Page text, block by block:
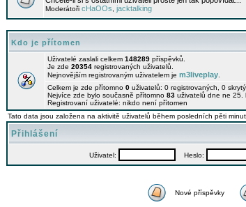
Moderátoři cHaOOs jacktalking
Kdo je přítomen
Uživatelé zaslali celkem 148289 příspěvků.
Je zde 20354 registrovaných uživatelů.
Nejnovějším registrovaným uživatelem je m3liveplay
Celkem je zde přítomno 0 uživatelů: 0 registrovaných, 0
Nejvíce zde bylo současně přítomno 83 uživatelů dne ne 25.
Registrovaní uživatelé: nikdo není přítomen
Tato data jsou založena na aktivitě uživatelů během posledních pěti minut
Přihlášení
Uživatel: Heslo:
Nové příspěvky